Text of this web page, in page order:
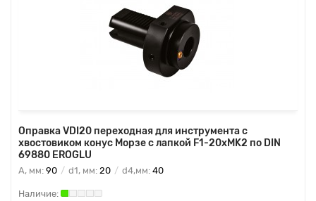
Оправка VDI20 переходная для инструмента с
хвостовиком конус Морзе с лапкой F1-20хMK2 по DIN
69880 EROGLU
A, мм: 90 d1, мм: 20 d4,мм: 40